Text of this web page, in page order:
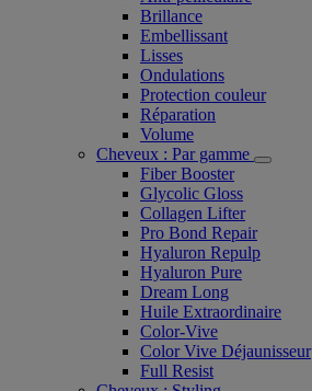
Brillance
Embellissant
Lisses
Ondulations
Protection couleur​
Réparation
Volume
Cheveux : Par gamme
Fiber Booster
Glycolic Gloss
Collagen Lifter
Pro Bond Repair
Hyaluron Repulp
Hyaluron Pure
Dream Long
Huile Extraordinaire
Color-Vive
Color Vive Déjaunisseur
Full Resist